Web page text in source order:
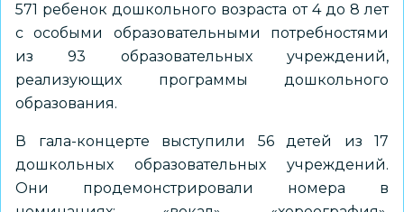
571 ребенок дошкольного возраста от 4 до 8 лет
с особыми образовательными потребностями
из 93 образовательных учреждений,
реализующих программы дошкольного
образования.
В гала-концерте выступили 56 детей из 17
дошкольных образовательных учреждений.
Они продемонстрировали номера в